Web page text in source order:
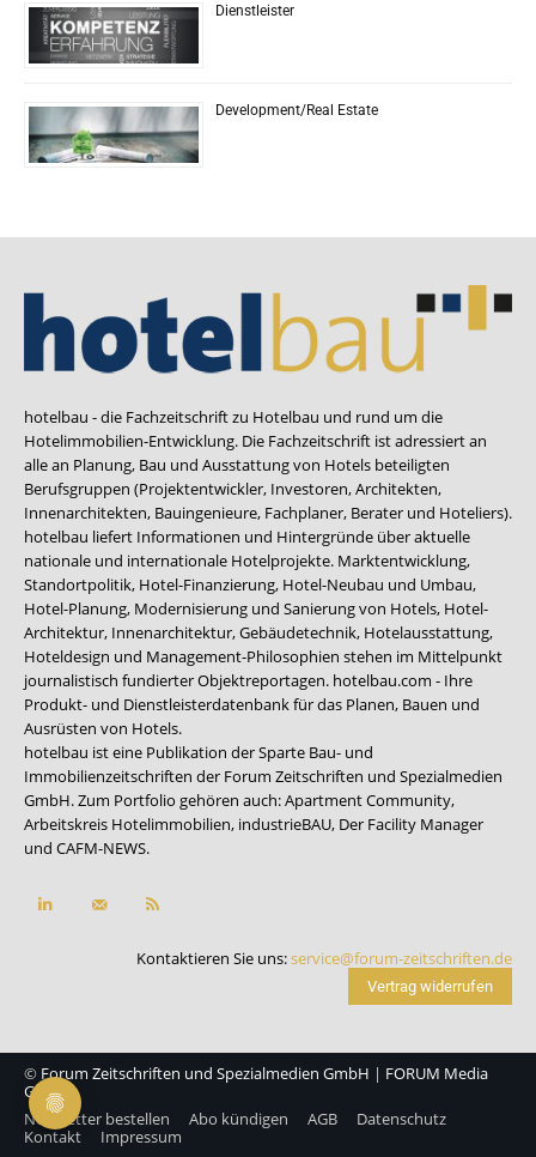
Dienstleister
Development/Real Estate
hotelbau - die Fachzeitschrift zu Hotelbau und rund um die
Hotelimmobilien-Entwicklung. Die Fachzeitschrift ist adressiert an
alle an Planung, Bau und Ausstattung von Hotels beteiligten
Berufsgruppen (Projektentwickler, Investoren, Architekten,
Innenarchitekten, Bauingenieure, Fachplaner, Berater und Hoteliers).
hotelbau liefert Informationen und Hintergründe über aktuelle
nationale und internationale Hotelprojekte. Marktentwicklung,
Standortpolitik, Hotel-Finanzierung, Hotel-Neubau und Umbau,
Hotel-Planung, Modernisierung und Sanierung von Hotels, Hotel-
Architektur, Innenarchitektur, Gebäudetechnik, Hotelausstattung,
Hoteldesign und Management-Philosophien stehen im Mittelpunkt
journalistisch fundierter Objektreportagen. hotelbau.com - Ihre
Produkt- und Dienstleisterdatenbank für das Planen, Bauen und
Ausrüsten von Hotels.
hotelbau ist eine Publikation der Sparte Bau- und
Immobilienzeitschriften der Forum Zeitschriften und Spezialmedien
GmbH. Zum Portfolio gehören auch:Apartment Community,
Arbeitskreis Hotelimmobilien, industrieBAU, Der Facility Manager
und CAFM-NEWS.
Kontaktieren Sie uns:service@forum-zeitschriften.de
Vertrag widerrufen
© Forum Zeitschriften und Spezialmedien GmbH | FORUM Media
Group
Newsletter bestellen
Abo kündigen AGB
Datenschutz
Kontakt
Impressum